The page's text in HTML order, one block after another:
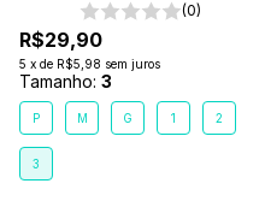
(0)
R$29,90
5 x de R$5,98 sem juros
Tamanho: 3
P M G 1 2
3